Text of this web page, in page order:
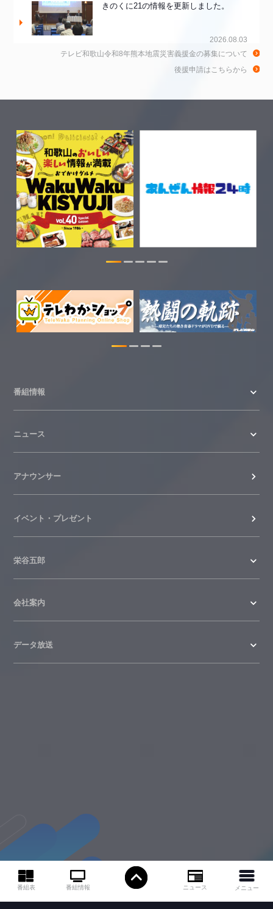
番組表 番組情報 ニュース メニュー
きのくに21の情報を更新しました。
2026.08.03
ちゃぶ台おかわりの情報を更新しまし
2026.07.30
WTV NEWS6【WAKAYAMA SDGs】の
情報を更新しました。
特別番組【8月】の情報を更新しました。
わかやま医療ナビの情報を更新しまし
た。
新しました。
2026.06.23
テレビ和歌山令和8年熊本地震災害義援金の募集について
後援申請はこちらから
番組情報
ニュース
アナウンサー
イベント・プレゼント
栄谷五郎
会社案内
データ放送